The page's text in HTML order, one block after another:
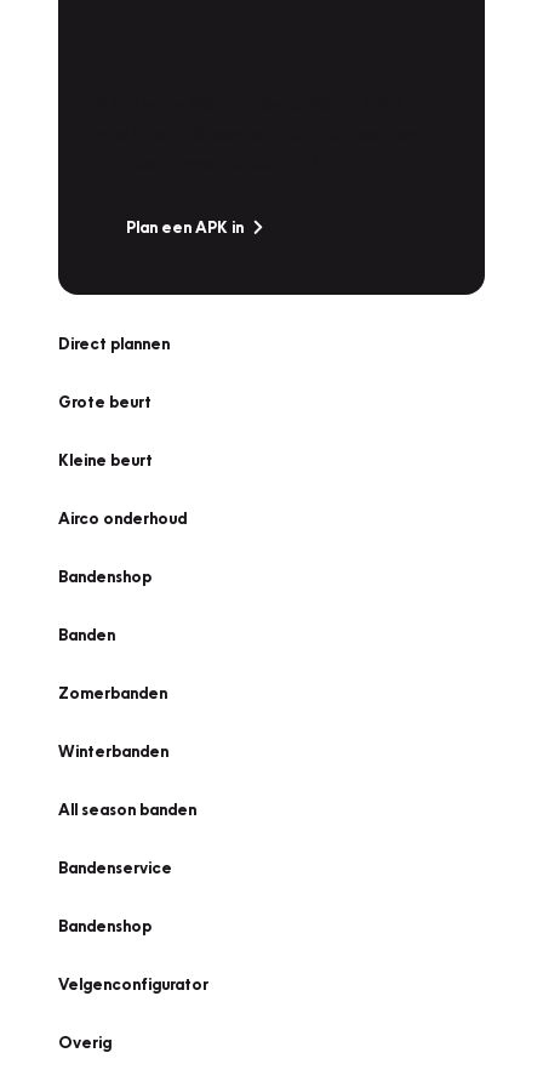
Plan een APK in
Direct plannen
Grote beurt
Kleine beurt
Airco onderhoud
Bandenshop
Banden
Zomerbanden
Winterbanden
All season banden
Bandenservice
Bandenshop
Velgenconfigurator
Overig